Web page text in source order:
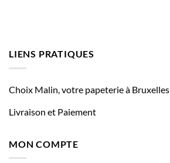
LIENS PRATIQUES
Choix Malin, votre papeterie à Bruxelles
Livraison et Paiement
MON COMPTE